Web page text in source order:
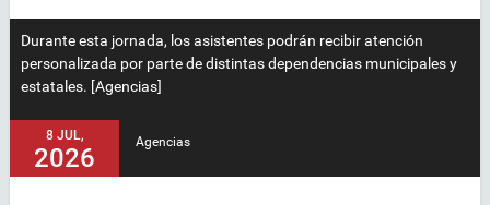
Durante esta jornada, los asistentes podrán recibir atención
personalizada por parte de distintas dependencias municipales y
estatales. [Agencias]
8 JUL,
2026
Agencias